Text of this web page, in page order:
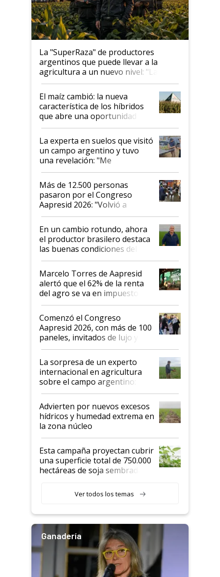
La "SuperRaza" de productores
argentinos que puede llevar a la
agricultura a un nuevo nivel: "Las
posibilidades de crecimiento son
infinitas"
El maíz cambió: la nueva
característica de los híbridos
que abre una oportunidad en
el lote
La experta en suelos que visitó
un campo argentino y tuvo
una revelación: "Me
impresionó mucho"
Más de 12.500 personas
pasaron por el Congreso
Aapresid 2026: "Volvió a
demostrar que hablar del
suelo es hablar de todo el
sistema productivo"
En un cambio rotundo, ahora
el productor brasilero destaca
las buenas condiciones del
agro argentino para invertir:
"Los veo más motivados"
Marcelo Torres de Aapresid
alertó que el 62% de la renta
del agro se va en impuestos:
"No es bueno que en
Argentina se sigan discutiendo
las mismas cosas de hace 50
años"
Comenzó el Congreso
Aapresid 2026, con más de 100
paneles, invitados de lujo y
todas las tendencias
La sorpresa de un experto
internacional en agricultura
sobre el campo argentino:
"Estoy muy impresionado"
Advierten por nuevos excesos
hídricos y humedad extrema en
la zona núcleo
Esta campaña proyectan cubrir
una superficie total de 750.000
hectáreas de soja sembradas
variedades que marcan un
salto tecnológico en genética y
Ver todos los temas
Ganadería